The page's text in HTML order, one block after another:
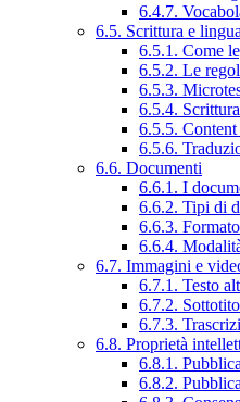
6.4.7.
6.5. Scrittura e
6.5.1. Come
6.5.2. Le
6.5.3.
6.5.4.
6.5.5.
6.5.6.
6.6. Documenti
6.6.1. I
6.6.2. Tipi di
6.6.3.
6.6.4.
6.7. Immagini e
6.7.1. Testo
6.7.2.
6.7.3.
6.8. Proprietà
6.8.1.
6.8.2.